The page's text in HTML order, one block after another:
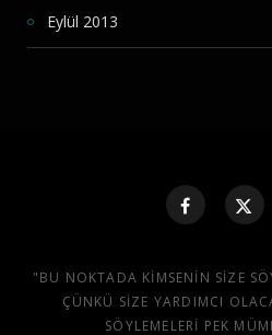
Eylül 2013
"BU NOKTADA KIMSENIN SIZE
ÇÜNKÜ SIZE YARDIMCI
SÖYLEMELERI PEK